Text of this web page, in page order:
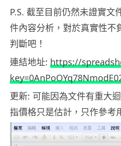
P.S. 截至目前仍然未證實文
件內容分析，對於真實性不
判斷吧！
連結地址: https://
更新: 可能因為文件有重大
指價格只是估計，只作參考